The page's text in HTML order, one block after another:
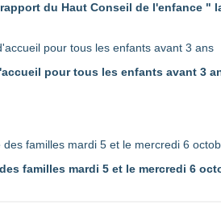
du Haut Conseil de l'enfance "
pour tous les enfants avant 3
familles mardi 5 et le mercredi 6